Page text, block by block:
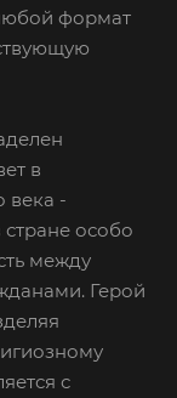
формат
в
века -
особо
между
Герой
с